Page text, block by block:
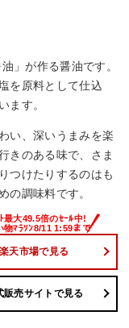
」が作る醤油です。
を原料として仕込
ます。
い、深いうまみを楽
きのある味で、さま
つけたりするのはも
の調味料です。
楽天市場で見る
販売サイトで見る